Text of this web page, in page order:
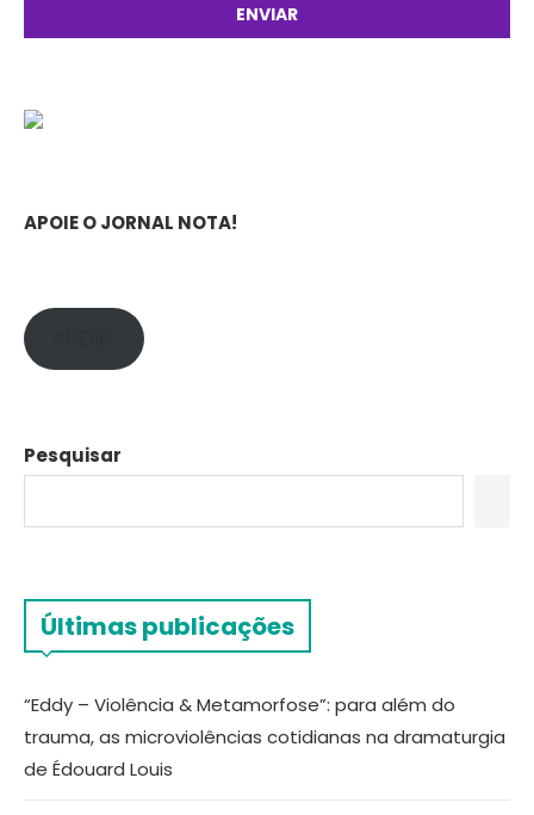
APOIE O JORNAL NOTA!
Pesquisar
Últimas publicações
“Eddy – Violência & Metamorfose”: para além do
trauma, as microviolências cotidianas na dramaturgia
de Édouard Louis